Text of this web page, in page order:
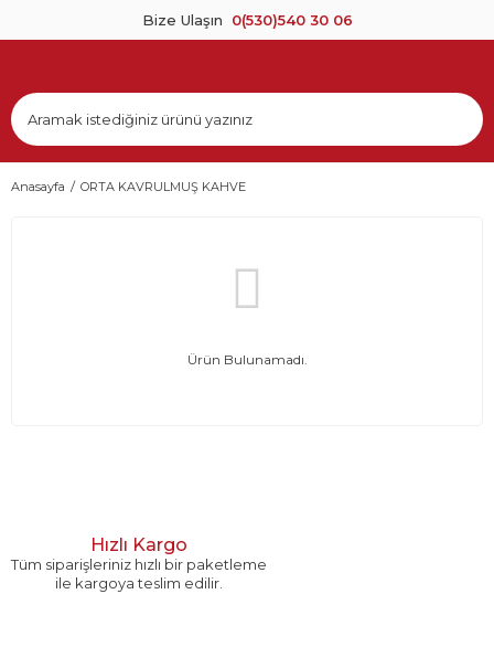
Bize Ulaşın 0(530)540 30 06
Anasayfa ORTA KAVRULMUŞ KAHVE
Ürün Bulunamadı.
Hızlı Kargo
Tüm siparişleriniz hızlı bir paketleme
ile kargoya teslim edilir.